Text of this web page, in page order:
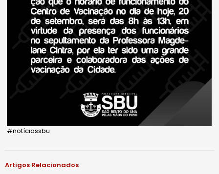
#notíciassbu
Artigos Relacionados